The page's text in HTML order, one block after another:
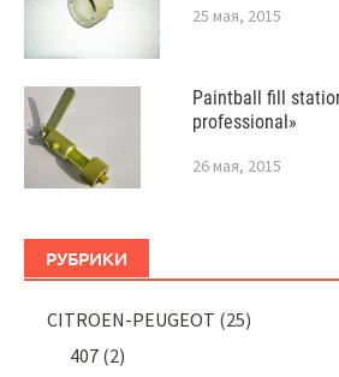
25 мая, 2015
Paintball fill
professional»
26 мая, 2015
РУБРИКИ
CITROEN-PEUGEOT (25)
407 (2)